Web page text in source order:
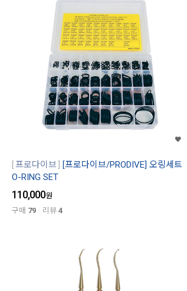
프로다이브
[프로다이브/PRODIVE] 오링세트
O-RING SET
110,000원
구매 79 리뷰 4